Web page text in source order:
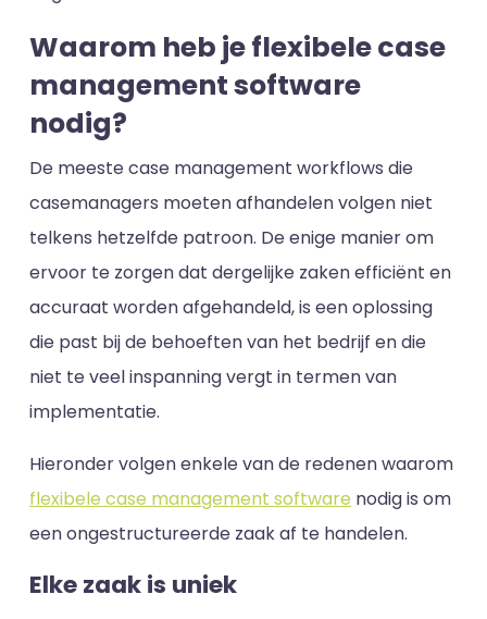
Waarom heb je flexibele case
management software
nodig?
De meeste case management workflows die
casemanagers moeten afhandelen volgen niet
telkens hetzelfde patroon. De enige manier om
ervoor te zorgen dat dergelijke zaken efficiënt en
accuraat worden afgehandeld, is een oplossing
die past bij de behoeften van het bedrijf en die
niet te veel inspanning vergt in termen van
implementatie.
Hieronder volgen enkele van de redenen waarom
flexibele case management software nodig is om
een ongestructureerde zaak af te handelen.
Elke zaak is uniek